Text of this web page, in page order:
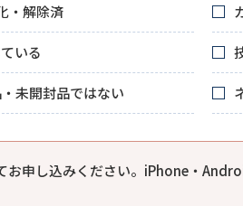
・解除済
いる
未開封品ではない
申し込みください。iPhone・